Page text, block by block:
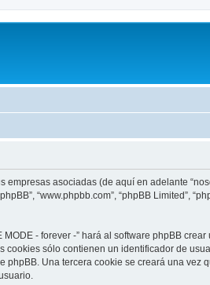
asociadas (de aquí en adelante
“www.phpbb.com”, “phpBB Limited”,
- forever -” hará al software phpBB
sólo contienen un identificador de
Una tercera cookie se creará una vez